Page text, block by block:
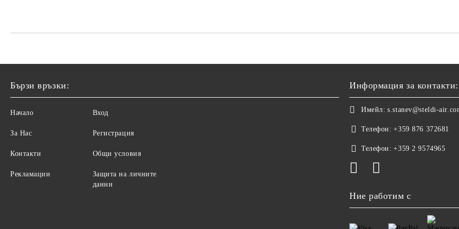
Бързи връзки:
Начало
За Нас
Контакти
Рекламации
Вход
Регистрация
Общи условия
Защита на личните
данни
Информация за контакти:
Имейл: s.stanev@steldi-
Телефон: +359 876 372681
Телефон: +359 2 9574965
Ние работим с